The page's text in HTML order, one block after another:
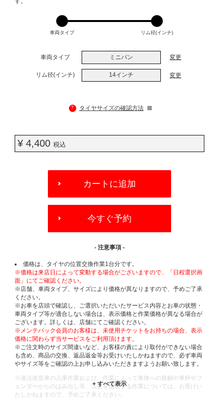
車両タイプ リム径(インチ)
車両タイプ ミニバン 変更
リム径(インチ) 14インチ 変更
? タイヤサイズの確認方法
¥ 4,400 税込
OPTIONS
カートに追加
今すぐ予約
- 注意事項 -
価格は、タイヤの位置交換作業1台分です。
※価格は来店日によって変動する場合がございますので、「日程選択画
面」にてご確認ください。
※店舗、車両タイプ、サイズにより価格が異なりますので、予めご了承
ください。
※お車を店頭で確認し、ご選択いただいたサービス内容とお車の状態・
車両タイプ等が適合しない場合は、表示価格と作業価格が異なる場合が
ございます。詳しくは、店舗にてご確認ください。
※メンテパック会員のお客様は、未使用チケットをお持ちの場合、表示
価格に関わらず当サービスをご利用頂けます。
※ご注文時のサイズ間違いなど、お客様の責により取付ができない場合
も含め、商品の交換、返品返金等お受けいたしかねますので、必ず車両
やサイズ等をご確認の上お申し込みいただきますようお願い致します。
※違法改造車の入庫作業および、作業によって車体への接触や車枠やフ
ェンダーからのはみ出し等、法規を逸脱する作業については、お受けい
たしかねますので、予めご了承ください。